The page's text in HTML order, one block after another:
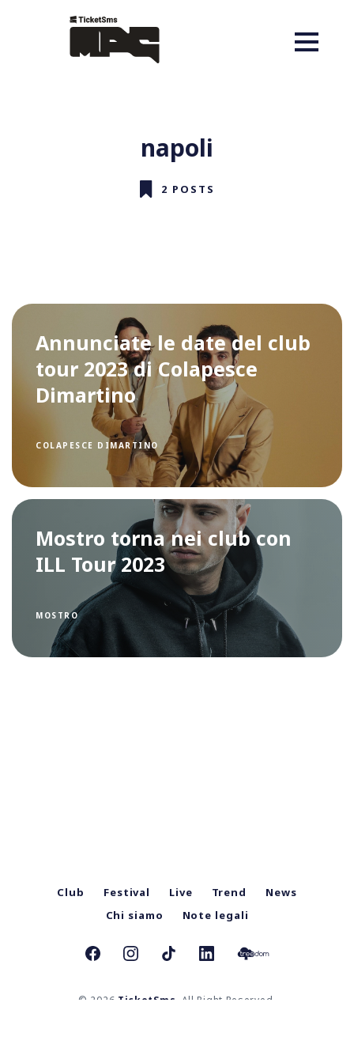
napoli
2 POSTS
Annunciate le date del club
tour 2023 di Colapesce
Dimartino
COLAPESCE DIMARTINO
Mostro torna nei club con
ILL Tour 2023
MOSTRO
Club Festival Live Trend
News
Chi siamo
Note legali
© 2026 TicketSms . All Right Reserved.